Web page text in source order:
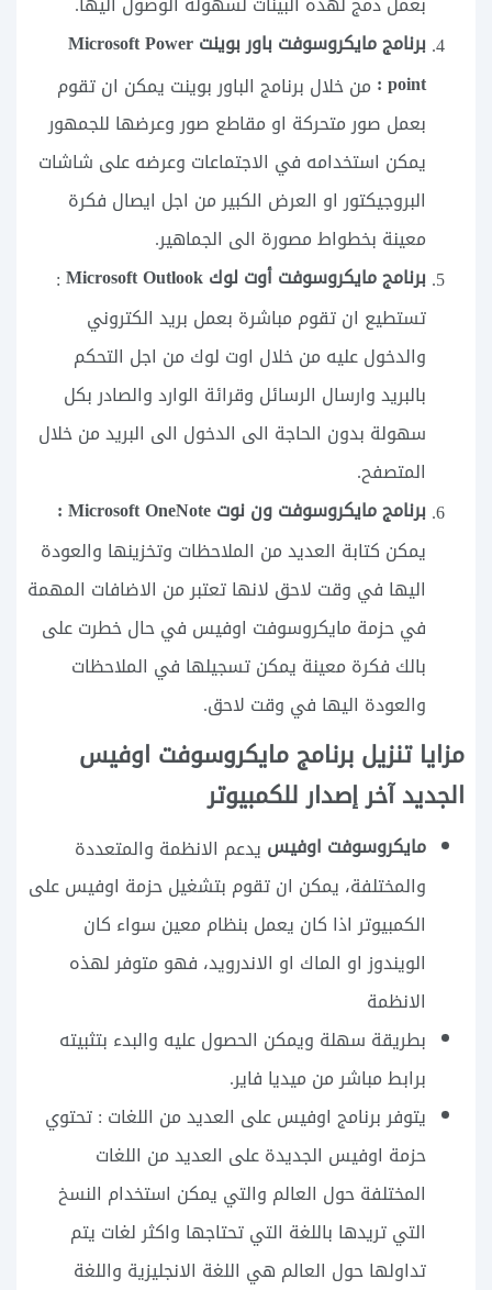
برنامج مايكروسوفت باور بوينت Microsoft Power
point : من خلال برنامج الباور بوينت يمكن ان تقوم
بعمل صور متحركة او مقاطع صور وعرضها للجمهور
يمكن استخدامه في الاجتماعات وعرضه على شاشات
البروجيكتور او العرض الكبير من اجل ايصال فكرة
معينة بخطواط مصورة الى الجماهير.
برنامج مايكروسوفت أوت لوك Microsoft Outlook
:
تستطيع ان تقوم مباشرة بعمل بريد الكتروني
والدخول عليه من خلال اوت لوك من اجل التحكم
بالبريد وارسال الرسائل وقرائة الوارد والصادر بكل
سهولة بدون الحاجة الى الدخول الى البريد من خلال
المتصفح.
برنامج مايكروسوفت ون نوت Microsoft OneNote :
يمكن كتابة العديد من الملاحظات وتخزينها والعودة
اليها في وقت لاحق لانها تعتبر من الاضافات المهمة
في حزمة مايكروسوفت اوفيس في حال خطرت على
بالك فكرة معينة يمكن تسجيلها في الملاحظات
والعودة اليها في وقت لاحق.
مزايا تنزيل برنامج مايكروسوفت اوفيس
الجديد آخر إصدار للكمبيوتر
مايكروسوفت اوفيس يدعم الانظمة والمتعددة
والمختلفة، يمكن ان تقوم بتشغيل حزمة اوفيس على
الكمبيوتر اذا كان يعمل بنظام معين سواء كان
الويندوز او الماك او الاندرويد، فهو متوفر لهذه
الانظمة
بطريقة سهلة ويمكن الحصول عليه والبدء بتثبيته
برابط مباشر من ميديا فاير.
يتوفر برنامج اوفيس على العديد من اللغات : تحتوي
حزمة اوفيس الجديدة على العديد من اللغات
المختلفة حول العالم والتي يمكن استخدام النسخ
التي تريدها باللغة التي تحتاجها واكثر لغات يتم
تداولها حول العالم هي اللغة الانجليزية واللغة